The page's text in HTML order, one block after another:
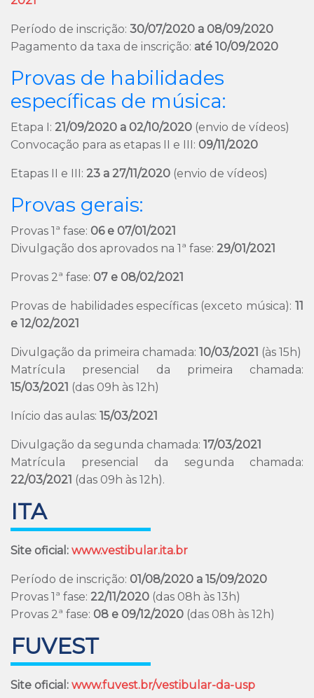
Período de inscrição: 30/07/2020 a 08/09/2020
Pagamento da taxa de inscrição: até 10/09/2020
Provas de habilidades
específicas de música:
Etapa I: 21/09/2020 a 02/10/2020 (envio de vídeos)
Convocação para as etapas II e III: 09/11/2020
Etapas II e III: 23 a 27/11/2020 (envio de vídeos)
Provas gerais:
Provas 1ª fase: 06 e 07/01/2021
Divulgação dos aprovados na 1ª fase: 29/01/2021
Provas 2ª fase: 07 e 08/02/2021
Provas de habilidades específicas (exceto música): 11
e 12/02/2021
Divulgação da primeira chamada: 10/03/2021 (às 15h)
Matrícula presencial da primeira chamada:
15/03/2021 (das 09h às 12h)
Início das aulas: 15/03/2021
Divulgação da segunda chamada: 17/03/2021
Matrícula presencial da segunda chamada:
22/03/2021 (das 09h às 12h).
ITA
Site oficial: www.vestibular.ita.br
Período de inscrição: 01/08/2020 a 15/09/2020
Provas 1ª fase: 22/11/2020 (das 08h às 13h)
Provas 2ª fase: 08 e 09/12/2020 (das 08h às 12h)
FUVEST
Site oficial: www.fuvest.br/vestibular-da-usp